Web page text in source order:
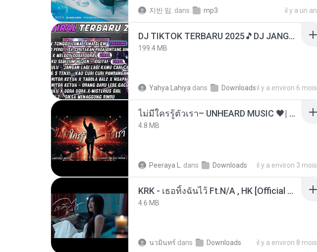
지빈 임. dans mp3 il y a un an
DJ TIKTOK TERBARU 2025🎵DJ JANGAN TUNGGU LAMA LAMA NANTI LAMA LAMA 🎵DJ SEDIA AKU SEBELUM HUJAN
199.4 MB
Yahya Lahiya dans Downloadsil y a environ 6 mois
ไม่มีใครรู้ตัวเรา– UNHEARD MUSIC 🖤| Official Lyric Video | เพลงสู้ชีวิต
4.8 MB
Peeraya L. dans Downloads il y a environ 3 mois
KRK - เธอทิ้งฉันไว้ Ft.N/A , HK [Official MV]
4.6 MB
นวมินทร์ dans Downloads il y a environ 8 mois